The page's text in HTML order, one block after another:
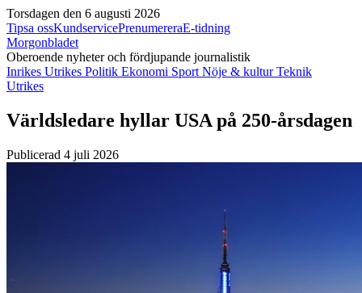
Torsdagen den 6 augusti 2026
Tipsa ossKundservicePrenumereraE-tidning
Morgonbladet
Oberoende nyheter och fördjupande journalistik
Inrikes Utrikes Politik Ekonomi Sport Nöje & kulturTeknik
Utrikes
Världsledare hyllar USA på 250-årsdagen
Publicerad 4 juli 2026